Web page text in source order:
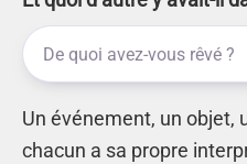
Un événement, un objet,
chacun a sa propre